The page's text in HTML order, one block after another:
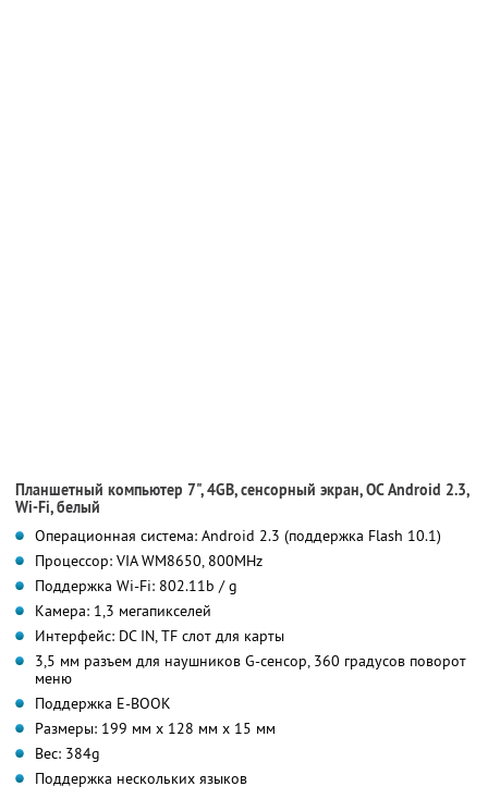
Планшетный компьютер 7", 4GB, сенсорный экран, ОС Android 2.3,
Wi-Fi, белый
Операционная система: Android 2.3 (поддержка Flash 10.1)
Процессор: VIA WM8650, 800MHz
Поддержка Wi-Fi: 802.11b / g
Камера: 1,3 мегапикселей
Интерфейс: DC IN, TF слот для карты
3,5 мм разъем для наушников G-сенсор, 360 градусов поворот
меню
Поддержка E-BOOK
Размеры: 199 мм х 128 мм х 15 мм
Вес: 384g
Поддержка нескольких языков